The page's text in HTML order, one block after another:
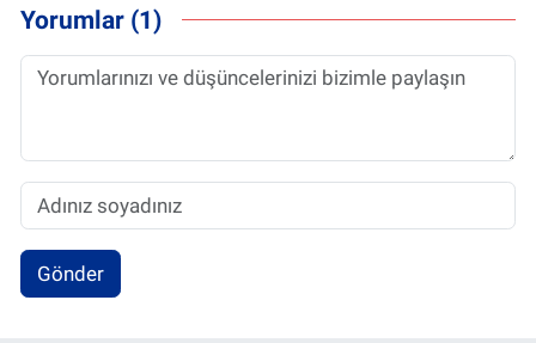
Yorumlar (1)
Gönder